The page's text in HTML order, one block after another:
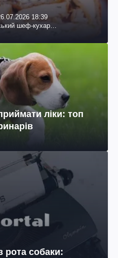
18:39
шеф-кухар
ліки: топ
рота собаки: